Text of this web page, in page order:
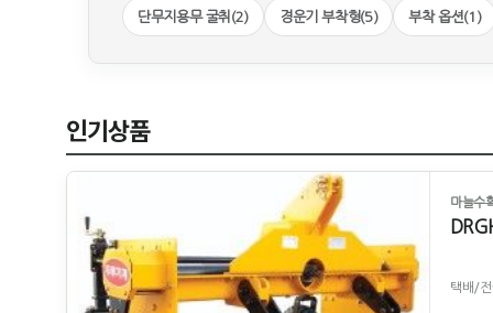
단무지용무 굴취(2) 경운기 부착형(5) 부착 옵션(1)
인기상품
마늘수
택배/전